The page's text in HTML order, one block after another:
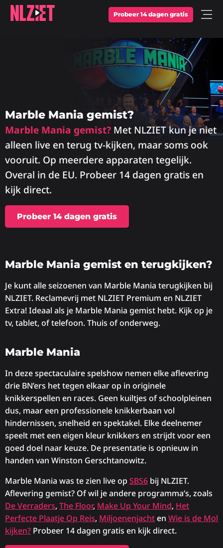
Probeer 14 dagen gratis Open
Marble Mania gemist?
Marble Mania gemist? Met NLZIET kun je niet
alleen live en terug tv-kijken, maar soms ook
vooruit. Op meerdere apparaten tegelijk.
Overal in de EU. Probeer 14 dagen gratis en
kijk direct.
Probeer 14 dagen gratis
Marble Mania gemist en terugkijken?
Je kunt alle seizoenen van Marble Mania terugkijken bij
NLZIET. Reclamevrij met NLZIET Premium en NLZIET
Extra! Ideaal als je Marble Mania gemist hebt. Kijk op je
tv, tablet, of telefoon. Thuis of onderweg.
Marble Mania
In deze spectaculaire spelshow nemen elke aflevering
drie BN’ers het tegen elkaar op in originele
knikkerspellen en races. Geen kuiltjes of schoolpleinen
dus, maar een professionele knikkerbaan vol
hindernissen, snelheid en spektakel. Elke deelnemer
speelt met een eigen kleur knikkers en strijdt voor een
goed doel naar keuze. De presentatie is opnieuw in
handen van Winston Gerschtanowitz.
Marble Mania was te zien live op SBS6 bij NLZIET.
Aflevering gemist? Of wil je andere programma’s, zoals
De Verraders, The Floor, Make Up Your Mind, Het
Perfecte Plaatje Op Reis, Miljoenenjachten Wie is de Mol
kijken? Probeer 14 dagen gratis en kijk direct.